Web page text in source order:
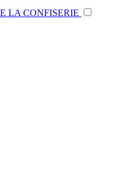
LA CONFISERIE